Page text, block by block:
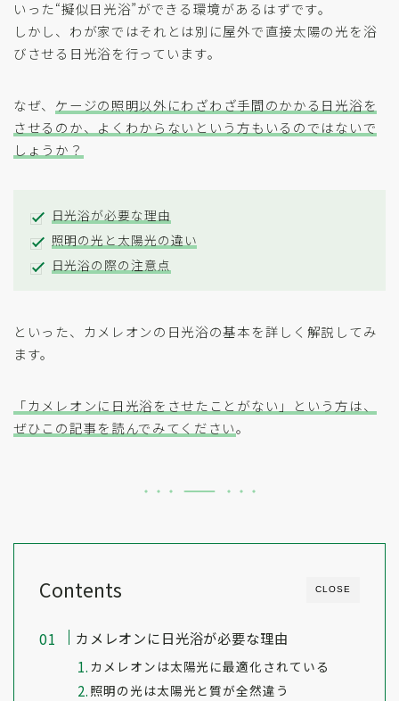
いった“擬似日光浴”ができる環境があるはずです。
しかし、わが家ではそれとは別に屋外で直接太陽の光を浴
びさせる日光浴を行っています。
なぜ、 ケージの照明以外にわざわざ手間のかかる日光浴を
させるのか、よくわからないという方もいるのではないで
しょうか？
日光浴が必要な理由
照明の光と太陽光の違い
日光浴の際の注意点
といった、カメレオンの日光浴の基本を詳しく解説してみ
ます。
「カメレオンに日光浴をさせたことがない」という方は、
ぜひこの記事を読んでみてください。
CLOSE
Contents
カメレオンに日光浴が必要な理由
カメレオンは太陽光に最適化されている
照明の光は太陽光と質が全然違う